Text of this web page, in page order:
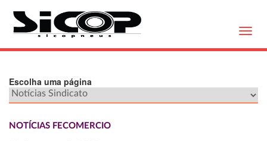
Escolha uma página
NOTÍCIAS FECOMERCIO